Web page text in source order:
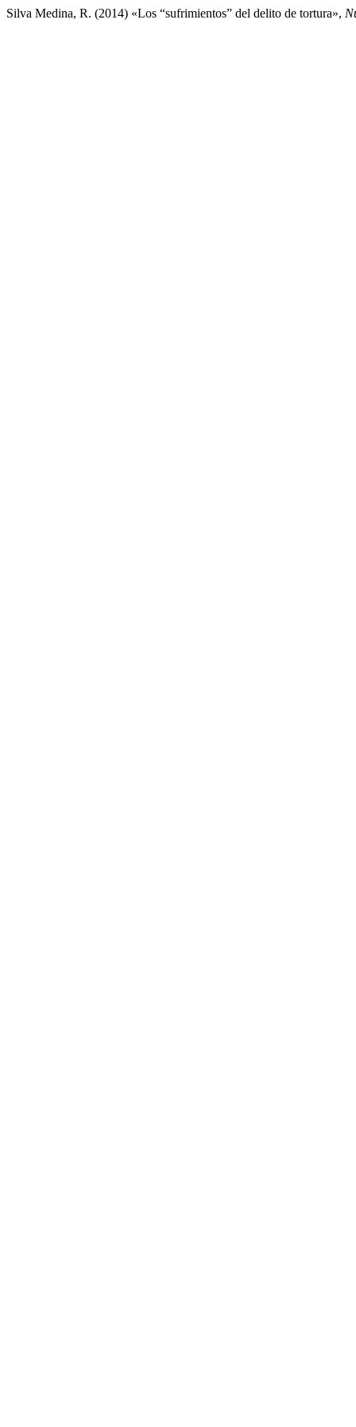
Silva Medina, R. (2014) «Los “sufrimientos” del delito de tortura»,